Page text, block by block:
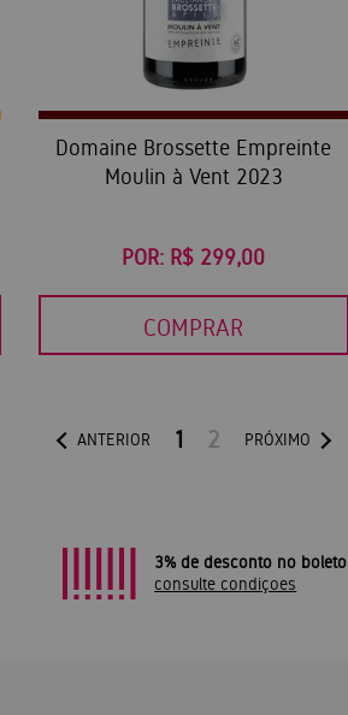
Domaine Brossette Empreinte
Moulin à Vent 2023
POR: R$ 299,00
COMPRAR
ANTERIOR 1 2 PRÓXIMO
3% de desconto no boleto
consulte condiçoes